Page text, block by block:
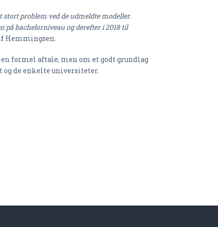
problem ved de udmeldte modeller.
på bachelorniveau og derefter i 2018 til
Hemmingsen.
formel aftale, men om et godt grundlag
de enkelte universiteter.